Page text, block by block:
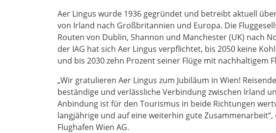
Aer Lingus wurde 1936 gegründet und betreibt aktuell
von Irland nach Großbritannien und Europa. Die
Routen von Dublin, Shannon und Manchester (UK) nach
der IAG hat sich Aer Lingus verpflichtet, bis 2050 keine
und bis 2030 zehn Prozent seiner Flüge mit nachhaltigem
„Wir gratulieren Aer Lingus zum Jubiläum in Wien!
beständige und verlässliche Verbindung zwischen Irland
Anbindung ist für den Tourismus in beide Richtungen
langjährige und auf eine weiterhin gute Zusammenarbeit“,
Flughafen Wien AG.